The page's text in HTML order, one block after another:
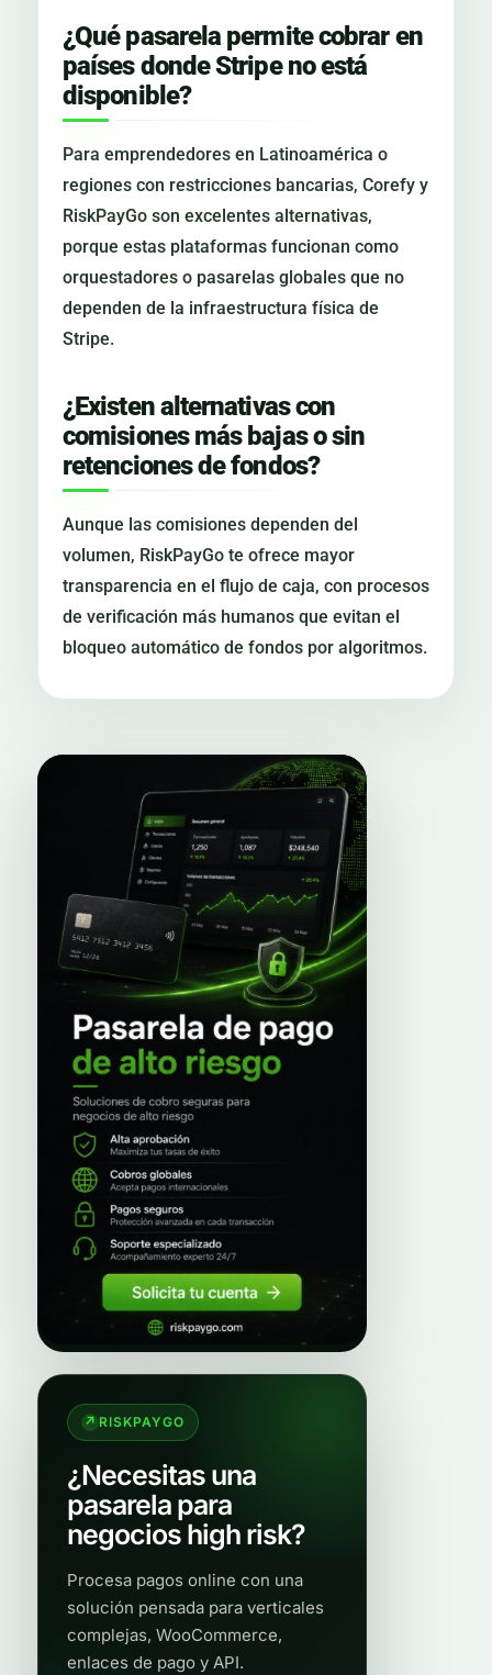
¿Qué pasarela permite cobrar en
países donde Stripe no está
disponible?
Para emprendedores en Latinoamérica o
regiones con restricciones bancarias, Corefy y
RiskPayGo son excelentes alternativas,
porque estas plataformas funcionan como
orquestadores o pasarelas globales que no
dependen de la infraestructura física de
Stripe.
¿Existen alternativas con
comisiones más bajas o sin
retenciones de fondos?
Aunque las comisiones dependen del
volumen, RiskPayGo te ofrece mayor
transparencia en el flujo de caja, con procesos
de verificación más humanos que evitan el
bloqueo automático de fondos por algoritmos.
RISKPAYGO
¿Necesitas una
pasarela para
negocios high risk?
Procesa pagos online con una
solución pensada para verticales
complejas, WooCommerce,
enlaces de pago y API.